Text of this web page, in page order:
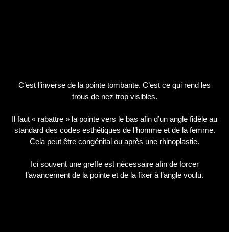
C’est l’inverse de la pointe tombante. C’est ce qui rend les
trous de nez trop visibles.
Il faut « rabattre » la pointe vers le bas afin d’un angle fidèle au
standard des codes esthétiques de l’homme et de la femme.
Cela peut être congénital ou après une rhinoplastie.
Ici souvent une greffe est nécessaire afin de forcer
l’avancement de la pointe et de la fixer à l’angle voulu.